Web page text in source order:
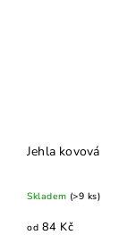
Jehla kovová
Skladem (>9 ks)
od 84 Kč